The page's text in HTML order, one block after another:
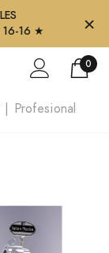
16-16 ★
×
0
| Profesional